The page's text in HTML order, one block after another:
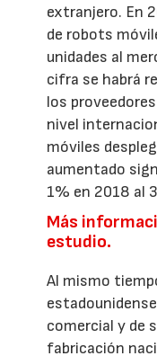
extranjero. En
de robots
unidades al
cifra se habrá
los
nivel
móviles
aumentado
1% en 2018 al
Más
estudio.
Al mismo
comercial y de
fabricación